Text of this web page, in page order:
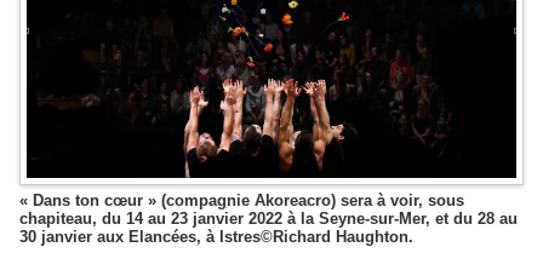
« Dans ton cœur » (compagnie Akoreacro) sera à voir, sous
chapiteau, du 14 au 23 janvier 2022 à la Seyne-sur-Mer, et du 28 au
30 janvier aux Elancées, à Istres©Richard Haughton.